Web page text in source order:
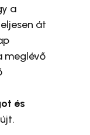
a
át
meglévő
és